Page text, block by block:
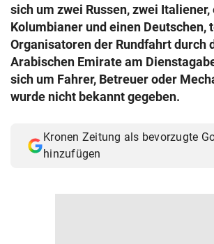
© Krone Multimedia GmbH & Co KG 2026
Muthgasse 2, 1190 Wien
sich um zwei Russen, zwei Italiener,
Kolumbianer und einen Deutschen,
Organisatoren der Rundfahrt durch
Arabischen Emirate am
sich um Fahrer, Betreuer oder
wurde nicht bekannt gegeben.
Kronen Zeitung als bevorzugte
hinzufügen